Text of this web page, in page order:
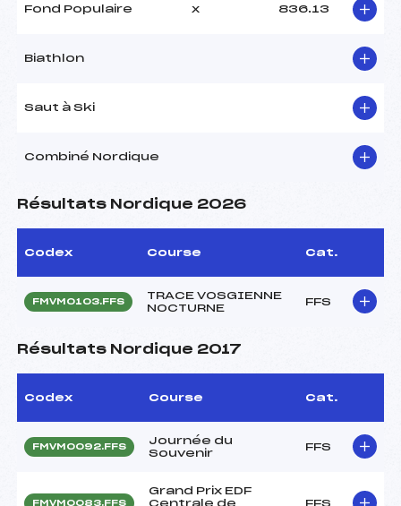
Fond Populaire x 836.13
Biathlon
Saut à Ski
Combiné Nordique
Résultats Nordique 2026
Codex Course Cat.
FMVM0103.FFS
TRACE VOSGIENNE
NOCTURNE
FFS
Résultats Nordique 2017
Codex Course Cat.
FMVM0092.FFS
Journée du
Souvenir
FFS
FMVM0083.FFS
Grand Prix EDF
Centrale de
FFS